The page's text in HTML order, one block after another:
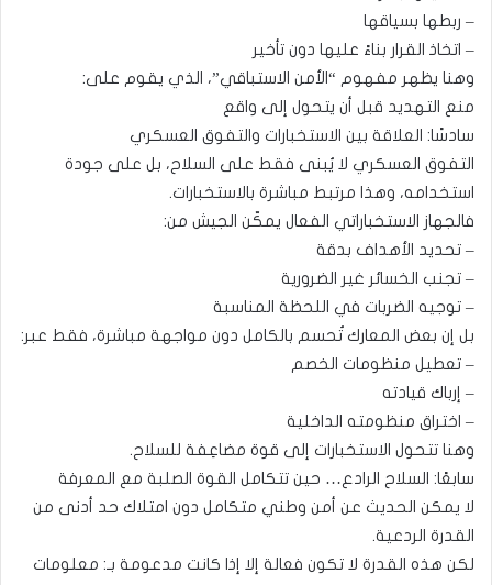
– ربطها بسياقها
– اتخاذ القرار بناءً عليها دون تأخير
وهنا يظهر مفهوم “الأمن الاستباقي”، الذي يقوم على:
منع التهديد قبل أن يتحول إلى واقع
سادسًا: العلاقة بين الاستخبارات والتفوق العسكري
التفوق العسكري لا يُبنى فقط على السلاح، بل على جودة
استخدامه، وهذا مرتبط مباشرة بالاستخبارات.
فالجهاز الاستخباراتي الفعال يمكّن الجيش من:
– تحديد الأهداف بدقة
– تجنب الخسائر غير الضرورية
– توجيه الضربات في اللحظة المناسبة
بل إن بعض المعارك تُحسم بالكامل دون مواجهة مباشرة، فقط عبر:
– تعطيل منظومات الخصم
– إرباك قيادته
– اختراق منظومته الداخلية
وهنا تتحول الاستخبارات إلى قوة مضاعِفة للسلاح.
سابعًا: السلاح الرادع… حين تتكامل القوة الصلبة مع المعرفة
لا يمكن الحديث عن أمن وطني متكامل دون امتلاك حد أدنى من
القدرة الردعية.
لكن هذه القدرة لا تكون فعالة إلا إذا كانت مدعومة بـ: معلومات